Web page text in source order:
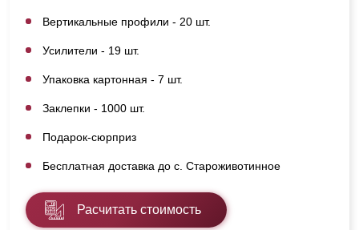
Вертикальные профили - 20 шт.
Усилители - 19 шт.
Упаковка картонная - 7 шт.
Заклепки - 1000 шт.
Подарок-сюрприз
Бесплатная доставка до с. Староживотинное
Расчитать стоимость